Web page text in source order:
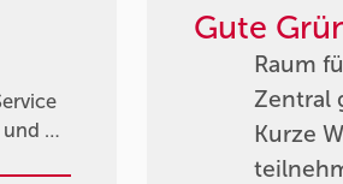
und …
Gute
Raum
Zentral
Kurze